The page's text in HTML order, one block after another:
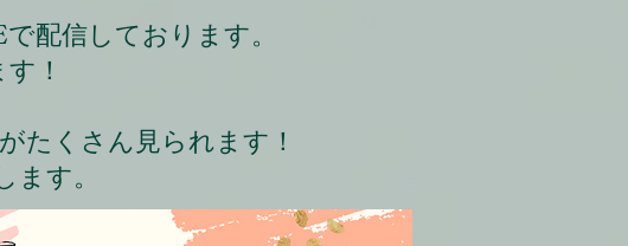
配信しております。
！
たくさん見られます！
す。​